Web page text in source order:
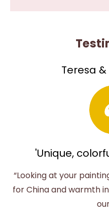
Teresa
'Unique,
“Looking at your
for China and warmth